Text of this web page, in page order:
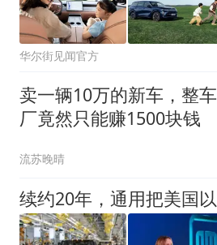
华尔街见闻官方
卖一辆10万的新车，整车
厂竟然只能赚1500块钱
流苏晚晴